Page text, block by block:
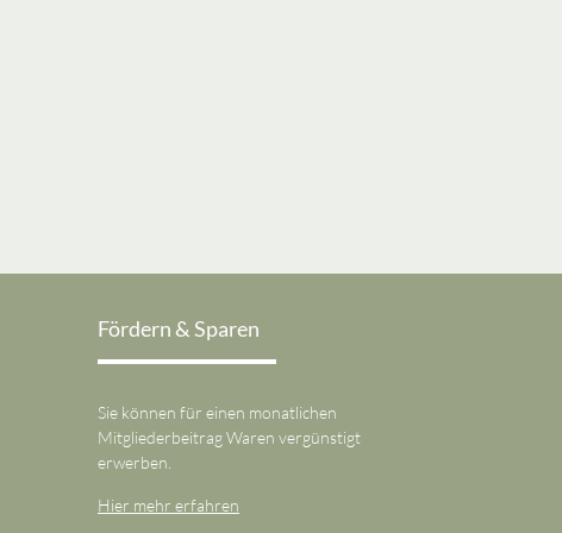
Fördern & Sparen
Sie können für einen monatlichen
Mitgliederbeitrag Waren vergünstigt
erwerben.
Hier mehr erfahren